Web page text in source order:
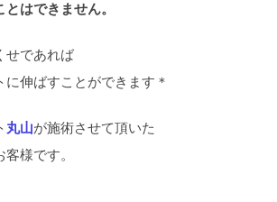
はできません。
せであれば
に伸ばすことができます＊
丸山が施術させて頂いた
様です。